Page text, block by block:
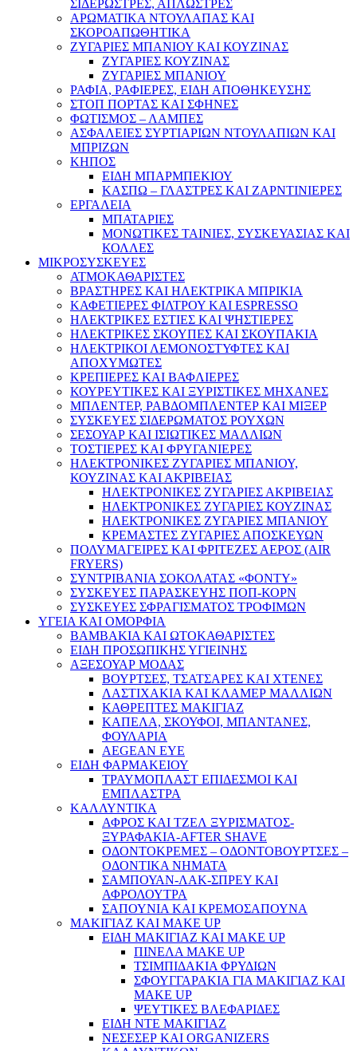
ΣΙΔΕΡΩΣΤΡΕΣ, ΑΠΛΩΣΤΡΕΣ
ΑΡΩΜΑΤΙΚΑ ΝΤΟΥΛΑΠΑΣ ΚΑΙ
ΣΚΟΡΟΑΠΩΘΗΤΙΚΑ
ΖΥΓΑΡΙΕΣ ΜΠΑΝΙΟΥ ΚΑΙ ΚΟΥΖΙΝΑΣ
ΖΥΓΑΡΙΕΣ ΚΟΥΖΙΝΑΣ
ΖΥΓΑΡΙΕΣ ΜΠΑΝΙΟΥ
ΡΑΦΙΑ, ΡΑΦΙΕΡΕΣ, ΕΙΔΗ ΑΠΟΘΗΚΕΥΣΗΣ
ΣΤΟΠ ΠΟΡΤΑΣ ΚΑΙ ΣΦΗΝΕΣ
ΦΩΤΙΣΜΟΣ – ΛΑΜΠΕΣ
ΑΣΦΑΛΕΙΕΣ ΣΥΡΤΙΑΡΙΩΝ ΝΤΟΥΛΑΠΙΩΝ ΚΑΙ
ΜΠΡΙΖΩΝ
ΚΗΠΟΣ
ΕΙΔΗ ΜΠΑΡΜΠΕΚΙΟΥ
ΚΑΣΠΩ – ΓΛΑΣΤΡΕΣ ΚΑΙ ΖΑΡΝΤΙΝΙΕΡΕΣ
ΕΡΓΑΛΕΙΑ
ΜΠΑΤΑΡΙΕΣ
ΜΟΝΩΤΙΚΕΣ ΤΑΙΝΙΕΣ, ΣΥΣΚΕΥΑΣΙΑΣ ΚΑΙ
ΚΟΛΛΕΣ
ΜΙΚΡΟΣΥΣΚΕΥΕΣ
ΑΤΜΟΚΑΘΑΡΙΣΤΕΣ
ΒΡΑΣΤΗΡΕΣ ΚΑΙ ΗΛΕΚΤΡΙΚΑ ΜΠΡΙΚΙΑ
ΚΑΦΕΤΙΕΡΕΣ ΦΙΛΤΡΟΥ ΚΑΙ ESPRESSO
ΗΛΕΚΤΡΙΚΕΣ ΕΣΤΙΕΣ ΚΑΙ ΨΗΣΤΙΕΡΕΣ
ΗΛΕΚΤΡΙΚΕΣ ΣΚΟΥΠΕΣ ΚΑΙ ΣΚΟΥΠΑΚΙΑ
ΗΛΕΚΤΡΙΚΟΙ ΛΕΜΟΝΟΣΤΥΦΤΕΣ ΚΑΙ
ΑΠΟΧΥΜΩΤΕΣ
ΚΡΕΠΙΕΡΕΣ ΚΑΙ ΒΑΦΛΙΕΡΕΣ
ΚΟΥΡΕΥΤΙΚΕΣ ΚΑΙ ΞΥΡΙΣΤΙΚΕΣ ΜΗΧΑΝΕΣ
ΜΠΛΕΝΤΕΡ, ΡΑΒΔΟΜΠΛΕΝΤΕΡ ΚΑΙ ΜΙΞΕΡ
ΣΥΣΚΕΥΕΣ ΣΙΔΕΡΩΜΑΤΟΣ ΡΟΥΧΩΝ
ΣΕΣΟΥΑΡ ΚΑΙ ΙΣΙΩΤΙΚΕΣ ΜΑΛΛΙΩΝ
ΤΟΣΤΙΕΡΕΣ ΚΑΙ ΦΡΥΓΑΝΙΕΡΕΣ
ΗΛΕΚΤΡΟΝΙΚΕΣ ΖΥΓΑΡΙΕΣ ΜΠΑΝΙΟΥ,
ΚΟΥΖΙΝΑΣ ΚΑΙ ΑΚΡΙΒΕΙΑΣ
ΗΛΕΚΤΡΟΝΙΚΕΣ ΖΥΓΑΡΙΕΣ ΑΚΡΙΒΕΙΑΣ
ΗΛΕΚΤΡΟΝΙΚΕΣ ΖΥΓΑΡΙΕΣ ΚΟΥΖΙΝΑΣ
ΗΛΕΚΤΡΟΝΙΚΕΣ ΖΥΓΑΡΙΕΣ ΜΠΑΝΙΟΥ
ΚΡΕΜΑΣΤΕΣ ΖΥΓΑΡΙΕΣ ΑΠΟΣΚΕΥΩΝ
ΠΟΛΥΜΑΓΕΙΡΕΣ ΚΑΙ ΦΡΙΤΕΖΕΣ ΑΕΡΟΣ (AIR
FRYERS)
ΣΥΝΤΡΙΒΑΝΙΑ ΣΟΚΟΛΑΤΑΣ «ΦΟΝΤΥ»
ΣΥΣΚΕΥΕΣ ΠΑΡΑΣΚΕΥΗΣ ΠΟΠ-ΚΟΡΝ
ΣΥΣΚΕΥΕΣ ΣΦΡΑΓΙΣΜΑΤΟΣ ΤΡΟΦΙΜΩΝ
ΥΓΕΙΑ ΚΑΙ ΟΜΟΡΦΙΑ
ΒΑΜΒΑΚΙΑ ΚΑΙ ΩΤΟΚΑΘΑΡΙΣΤΕΣ
ΕΙΔΗ ΠΡΟΣΩΠΙΚΗΣ ΥΓΙΕΙΝΗΣ
ΑΞΕΣΟΥΑΡ ΜΟΔΑΣ
ΒΟΥΡΤΣΕΣ, ΤΣΑΤΣΑΡΕΣ ΚΑΙ ΧΤΕΝΕΣ
ΛΑΣΤΙΧΑΚΙΑ ΚΑΙ ΚΛΑΜΕΡ ΜΑΛΛΙΩΝ
ΚΑΘΡΕΠΤΕΣ ΜΑΚΙΓΙΑΖ
ΚΑΠΕΛΑ, ΣΚΟΥΦΟΙ, ΜΠΑΝΤΑΝΕΣ,
ΦΟΥΛΑΡΙΑ
AEGEAN EYE
ΕΙΔΗ ΦΑΡΜΑΚΕΙΟΥ
ΤΡΑΥΜΟΠΛΑΣΤ ΕΠΙΔΕΣΜΟΙ ΚΑΙ
ΕΜΠΛΑΣΤΡΑ
ΚΑΛΛΥΝΤΙΚΑ
ΑΦΡΟΣ ΚΑΙ ΤΖΕΛ ΞΥΡΙΣΜΑΤΟΣ-
ΞΥΡΑΦΑΚΙΑ-AFTER SHAVE
ΟΔΟΝΤΟΚΡΕΜΕΣ – ΟΔΟΝΤΟΒΟΥΡΤΣΕΣ –
ΟΔΟΝΤΙΚΑ ΝΗΜΑΤΑ
ΣΑΜΠΟΥΑΝ-ΛΑΚ-ΣΠΡΕΥ ΚΑΙ
ΑΦΡΟΛΟΥΤΡΑ
ΣΑΠΟΥΝΙΑ ΚΑΙ ΚΡΕΜΟΣΑΠΟΥΝΑ
ΜΑΚΙΓΙΑΖ ΚΑΙ MAKE UP
ΕΙΔΗ ΜΑΚΙΓΙΑΖ ΚΑΙ MAKE UP
ΠΙΝΕΛΑ MAKE UP
ΤΣΙΜΠΙΔΑΚΙΑ ΦΡΥΔΙΩΝ
ΣΦΟΥΓΓΑΡΑΚΙΑ ΓΙΑ ΜΑΚΙΓΙΑZ ΚΑΙ
MAKE UP
ΨΕΥΤΙΚΕΣ ΒΛΕΦΑΡΙΔΕΣ
ΕΙΔΗ ΝΤΕ ΜΑΚΙΓΙΑΖ
ΝΕΣΕΣΕΡ ΚΑΙ ORGANIZERS